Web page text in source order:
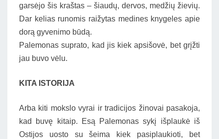
garsėjo šis kraštas – šiaudų, dervos, medžių žievių.
Dar kelias runomis raižytas medines knygeles apie
dorą gyvenimo būdą.
Palemonas suprato, kad jis kiek apsišovė, bet grįžti
jau buvo vėlu.
KITA ISTORIJA
Arba kiti mokslo vyrai ir tradicijos žinovai pasakoja,
kad buvę kitaip. Esą Palemonas sykį išplaukė iš
Ostijos uosto su šeima kiek pasiplaukioti, bet